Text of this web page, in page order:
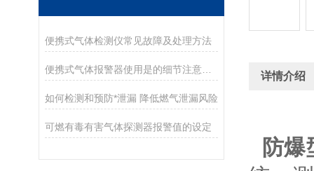
便携式气体检测仪常见故障及处理方法
便携式气体报警器使用是的细节注意事项
如何检测和预防*泄漏 降低燃气泄漏风险
可燃有毒有害气体探测器报警值的设定
详情介绍
防